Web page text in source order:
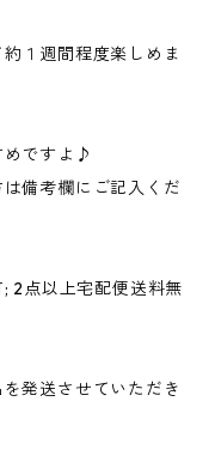
１週間程度楽しめま
めですよ♪
備考欄にご記入くだ
2点以上宅配便送料無
発送させていただき